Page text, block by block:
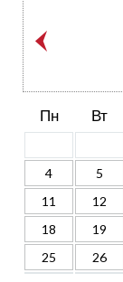
Пн Вт
4
5
11
12
18
19
25
26